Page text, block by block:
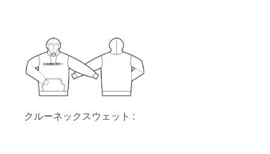
クルーネックスウェット :